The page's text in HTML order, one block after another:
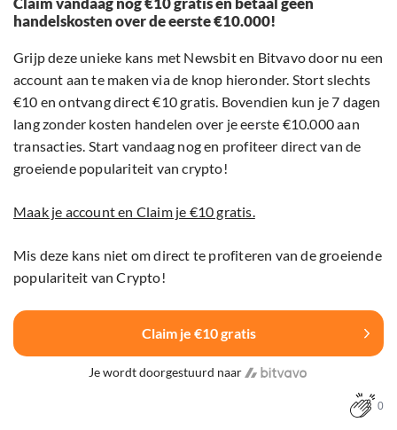
handelskosten over de eerste €10.000!
Grijp deze unieke kans met Newsbit en Bitvavo door nu een
account aan te maken via de knop hieronder. Stort slechts
€10 en ontvang direct €10 gratis. Bovendien kun je 7 dagen
lang zonder kosten handelen over je eerste €10.000 aan
transacties. Start vandaag nog en profiteer direct van de
groeiende populariteit van crypto!
Maak je account en Claim je €10 gratis.
Mis deze kans niet om direct te profiteren van de groeiende
populariteit van Crypto!
Claim je €10 gratis
Je wordt doorgestuurd naar
0